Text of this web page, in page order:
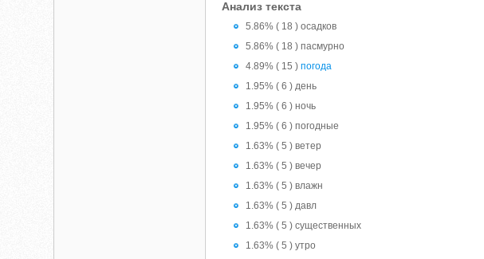
Анализ текста
5.86% ( 18 ) осадков
5.86% ( 18 ) пасмурно
4.89% ( 15 )погода
1.95% ( 6 ) день
1.95% ( 6 ) ночь
1.95% ( 6 ) погодные
1.63% ( 5 ) ветер
1.63% ( 5 ) вечер
1.63% ( 5 ) влажн
1.63% ( 5 ) давл
1.63% ( 5 ) существенных
1.63% ( 5 ) утро